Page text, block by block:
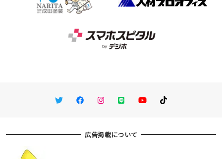
TwitterFacebookInstagram
LINE You TubeTikTok
広告掲載について